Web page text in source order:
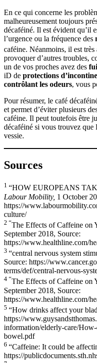
En ce qui concerne les
malheureusement toujours
décaféiné. Il est évident qu’il
l’urgence ou la fréquence des
caféine. Néanmoins, il est très
provoquer d’autres troubles,
un de vos proches avez des
iD de protections
contrôlant les odeurs, vous
Pour résumer, le café
et permet d’éviter plusieurs
caféine. Il peut toutefois être
décaféiné si vous trouvez
vessie.
Sources
1 “HOW EUROPEANS
Labour Mobility, 1 October
https://
culture/
2 “The Effects of Caffeine on
September 2018, Source:
https://www.healthline.com/
3 “central nervous system
Source: https://
terms/def/central-nervous-
4 “The Effects of Caffeine on
September 2018, Source:
https://www.healthline.com/
5 “How drinks affect your
https://
information/elderly-care/
bowel.pdf
6 “Caffeine: It could be
https://